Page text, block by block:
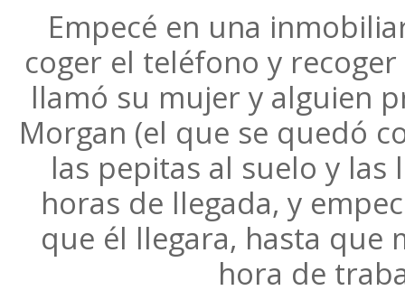
Empecé en una
coger el teléfono y
llamó su mujer y alguien
Morgan (el que se quedó
las pepitas al suelo y las
horas de llegada, y
que él llegara, hasta que
hora de